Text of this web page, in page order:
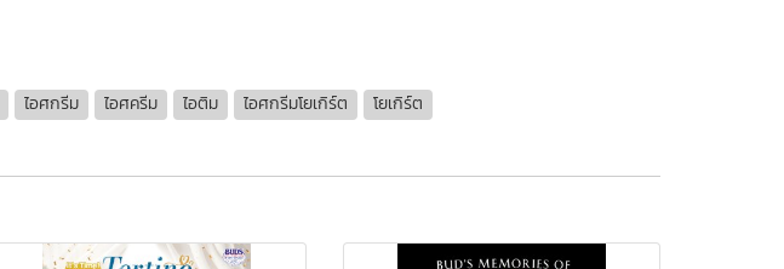
ไอศกรีม ไอศครีม ไอติม ไอศกรีมโยเกิร์ต โยเกิร์ต